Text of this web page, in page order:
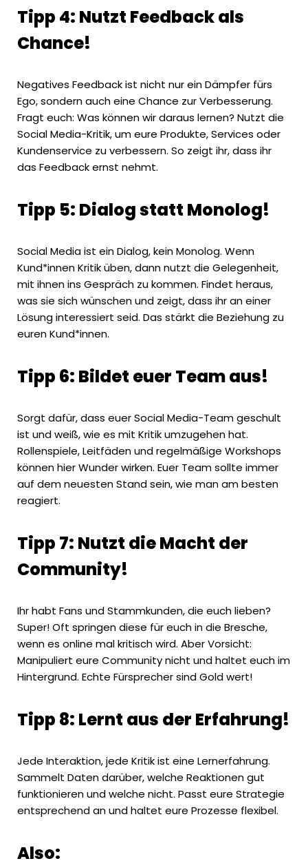
Tipp 4: Nutzt Feedback als
Chance!
Negatives Feedback ist nicht nur ein Dämpfer fürs
Ego, sondern auch eine Chance zur Verbesserung.
Fragt euch: Was können wir daraus lernen? Nutzt die
Social Media-Kritik, um eure Produkte, Services oder
Kundenservice zu verbessern. So zeigt ihr, dass ihr
das Feedback ernst nehmt.
Tipp 5: Dialog statt Monolog!
Social Media ist ein Dialog, kein Monolog. Wenn
Kund*innen Kritik üben, dann nutzt die Gelegenheit,
mit ihnen ins Gespräch zu kommen. Findet heraus,
was sie sich wünschen und zeigt, dass ihr an einer
Lösung interessiert seid. Das stärkt die Beziehung zu
euren Kund*innen.
Tipp 6: Bildet euer Team aus!
Sorgt dafür, dass euer Social Media-Team geschult
ist und weiß, wie es mit Kritik umzugehen hat.
Rollenspiele, Leitfäden und regelmäßige Workshops
können hier Wunder wirken. Euer Team sollte immer
auf dem neuesten Stand sein, wie man am besten
reagiert.
Tipp 7: Nutzt die Macht der
Community!
Ihr habt Fans und Stammkunden, die euch lieben?
Super! Oft springen diese für euch in die Bresche,
wenn es online mal kritisch wird. Aber Vorsicht:
Manipuliert eure Community nicht und haltet euch im
Hintergrund. Echte Fürsprecher sind Gold wert!
Tipp 8: Lernt aus der Erfahrung!
Jede Interaktion, jede Kritik ist eine Lernerfahrung.
Sammelt Daten darüber, welche Reaktionen gut
funktionieren und welche nicht. Passt eure Strategie
entsprechend an und haltet eure Prozesse flexibel.
Also: